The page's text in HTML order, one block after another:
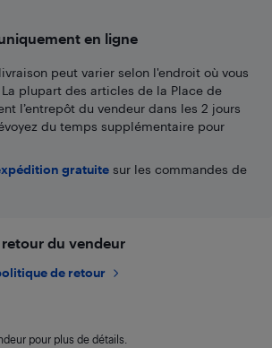
en ligne
peut varier selon l'endroit où vous
plupart des articles de la Place de
l’entrepôt du vendeur dans les 2 jours
du temps supplémentaire pour
gratuite sur les commandes de
du vendeur
de retour
pour plus de détails.